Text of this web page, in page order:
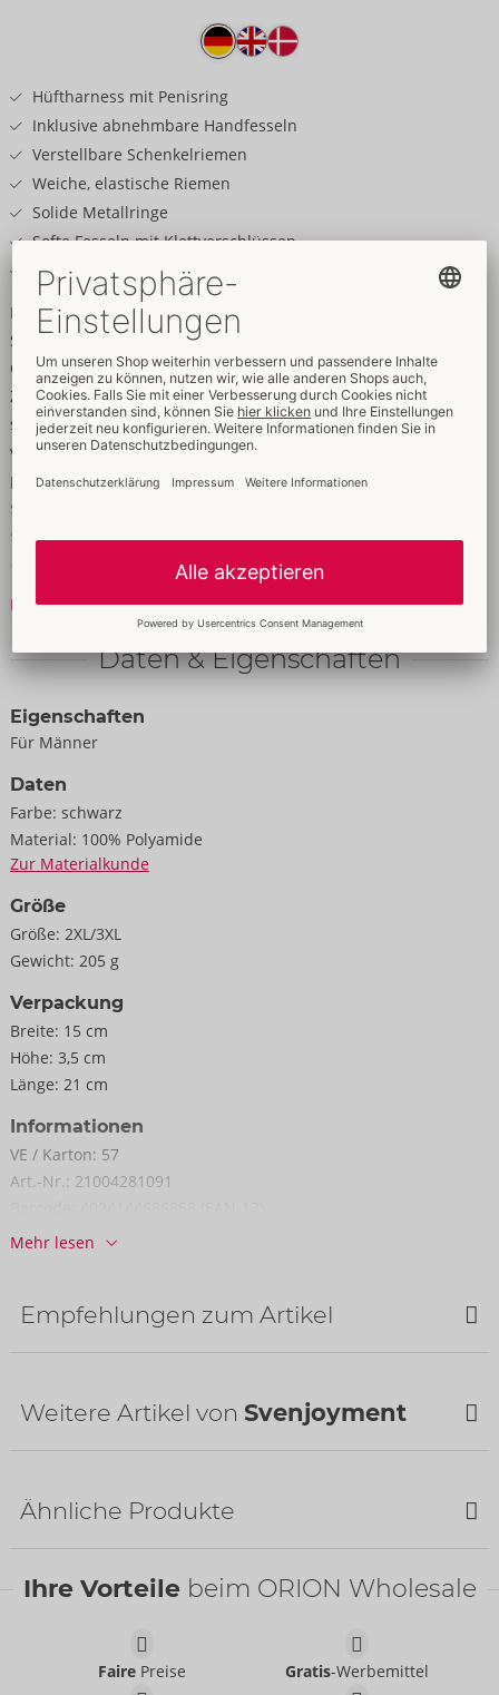
Hüftharness mit Penisring
Inklusive abnehmbare Handfesseln
Verstellbare Schenkelriemen
Weiche, elastische Riemen
Solide Metallringe
Softe Fesseln mit Klettverschlüssen
Fesseln mit Karabinerketten
Fesselnd in Optik & Tragegefühl!
Schwarzes Hüftharness von Svenjoyment mit Penisring,
Oberschenkelriemen und abnehmbaren Handfesseln.
Zeigefreudiger Style aus weichen elastischen Riemen und
soliden silberfarbenen Metallringen. Alles ist fest miteinander
verbunden. Die Schenkelriemen sind für perfekten Sitz
passend verstellbar. Die Handfesseln sind mit Karabinerketten
schnell am Hüftharness angebracht. Mit den Klettverschlüssen
sind die soften Fesselmanschetten schnell angelegt und
100% Polyamid, Metall.
Mehr lesen
Daten & Eigenschaften
Eigenschaften
Für Männer
Daten
Farbe: schwarz
Material: 100% Polyamide
Zur Materialkunde
Größe
Größe: 2XL/3XL
Gewicht: 205 g
Verpackung
Breite: 15 cm
Höhe: 3,5 cm
Länge: 21 cm
Informationen
VE / Karton: 57
Art.-Nr.: 21004281091
Zolltarifnummer:
Mehr lesen
Empfehlungen zum Artikel
Pants
49,95 €
Weitere Artikel von Svenjoyment
Ähnliche Produkte
Ihre Vorteile beim ORION Wholesale
FairePreise Gratis-Werbemittel